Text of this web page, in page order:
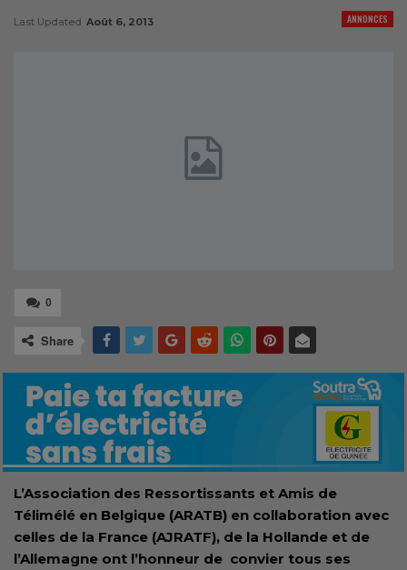
ANNONCES
Last Updated Août 6, 2013
0
Share
L’Association des Ressortissants et Amis de
Télimélé en Belgique (ARATB) en collaboration avec
celles de la France (AJRATF), de la Hollande et de
l’Allemagne ont l’honneur de convier tous ses